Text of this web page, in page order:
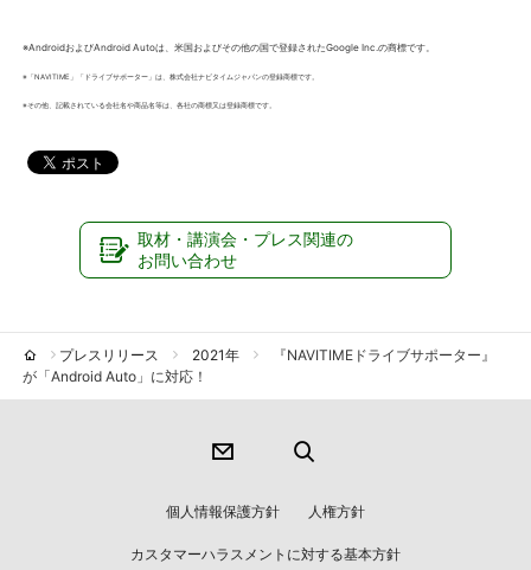
※AndroidおよびAndroid Autoは、米国およびその他の国で登録されたGoogle Inc.の商標です。
※「NAVITIME」「ドライブサポーター」は、株式会社ナビタイムジャパンの登録商標です。
※その他、記載されている会社名や商品名等は、各社の商標又は登録商標です。
取材・講演会・プレス関連の
お問い合わせ
プレスリリース 2021年
『NAVITIMEドライブサポーター』
が「Android Auto」に対応！
個人情報保護方針 人権方針
カスタマーハラスメントに対する基本方針